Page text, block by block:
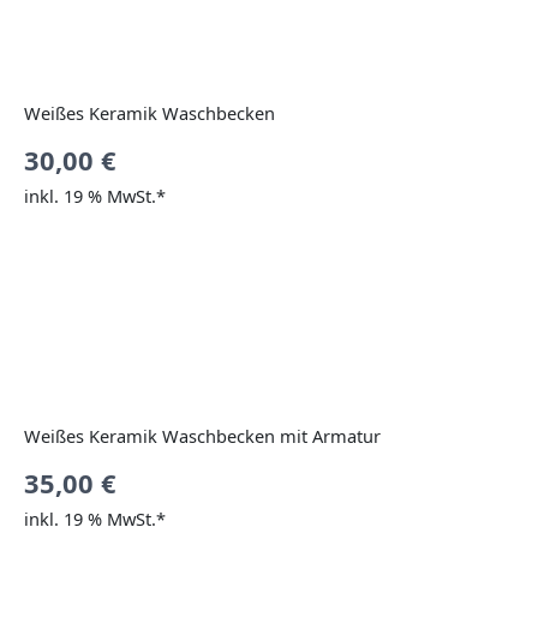
Weißes Keramik Waschbecken
30,00 €
inkl. 19 % MwSt.*
Weißes Keramik Waschbecken mit Armatur
35,00 €
inkl. 19 % MwSt.*